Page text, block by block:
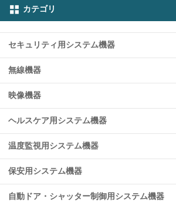
カテゴリ
セキュリティ用システム機器
無線機器
映像機器
ヘルスケア用システム機器
温度監視用システム機器
保安用システム機器
自動ドア・シャッター制御用システム機器